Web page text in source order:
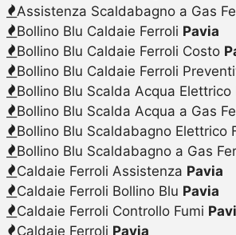
Assistenza Scaldabagno a Gas
Bollino Blu Caldaie Ferroli Pavia
Bollino Blu Caldaie Ferroli Costo
Bollino Blu Caldaie Ferroli
Bollino Blu Scalda Acqua Elettrico
Bollino Blu Scalda Acqua a Gas
Bollino Blu Scaldabagno Elettrico
Bollino Blu Scaldabagno a Gas
Caldaie Ferroli Assistenza Pavia
Caldaie Ferroli Bollino Blu Pavia
Caldaie Ferroli Controllo Fumi
Caldaie Ferroli Pavia